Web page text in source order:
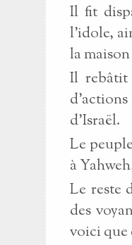
Il fit
l'idole,
la
Il rebâtit
d'Israël.
Le
à
Le reste
des
voici que